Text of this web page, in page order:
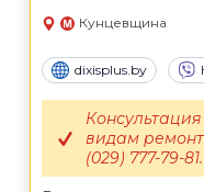
Кунцевщина
dixisplus.by
видам
(029) 777-79-